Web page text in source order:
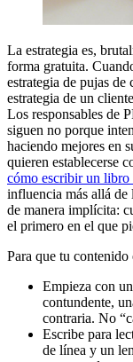
La estrategia es,
forma gratuita.
estrategia de pujas de
estrategia de un
Los responsables de
siguen no porque
haciendo mejores en
quieren establecerse
cómo escribir un libro
influencia más allá de
de manera implícita:
el primero en el que
Para que tu
Empieza con
contundente,
contraria. No
Escribe para
de línea y un